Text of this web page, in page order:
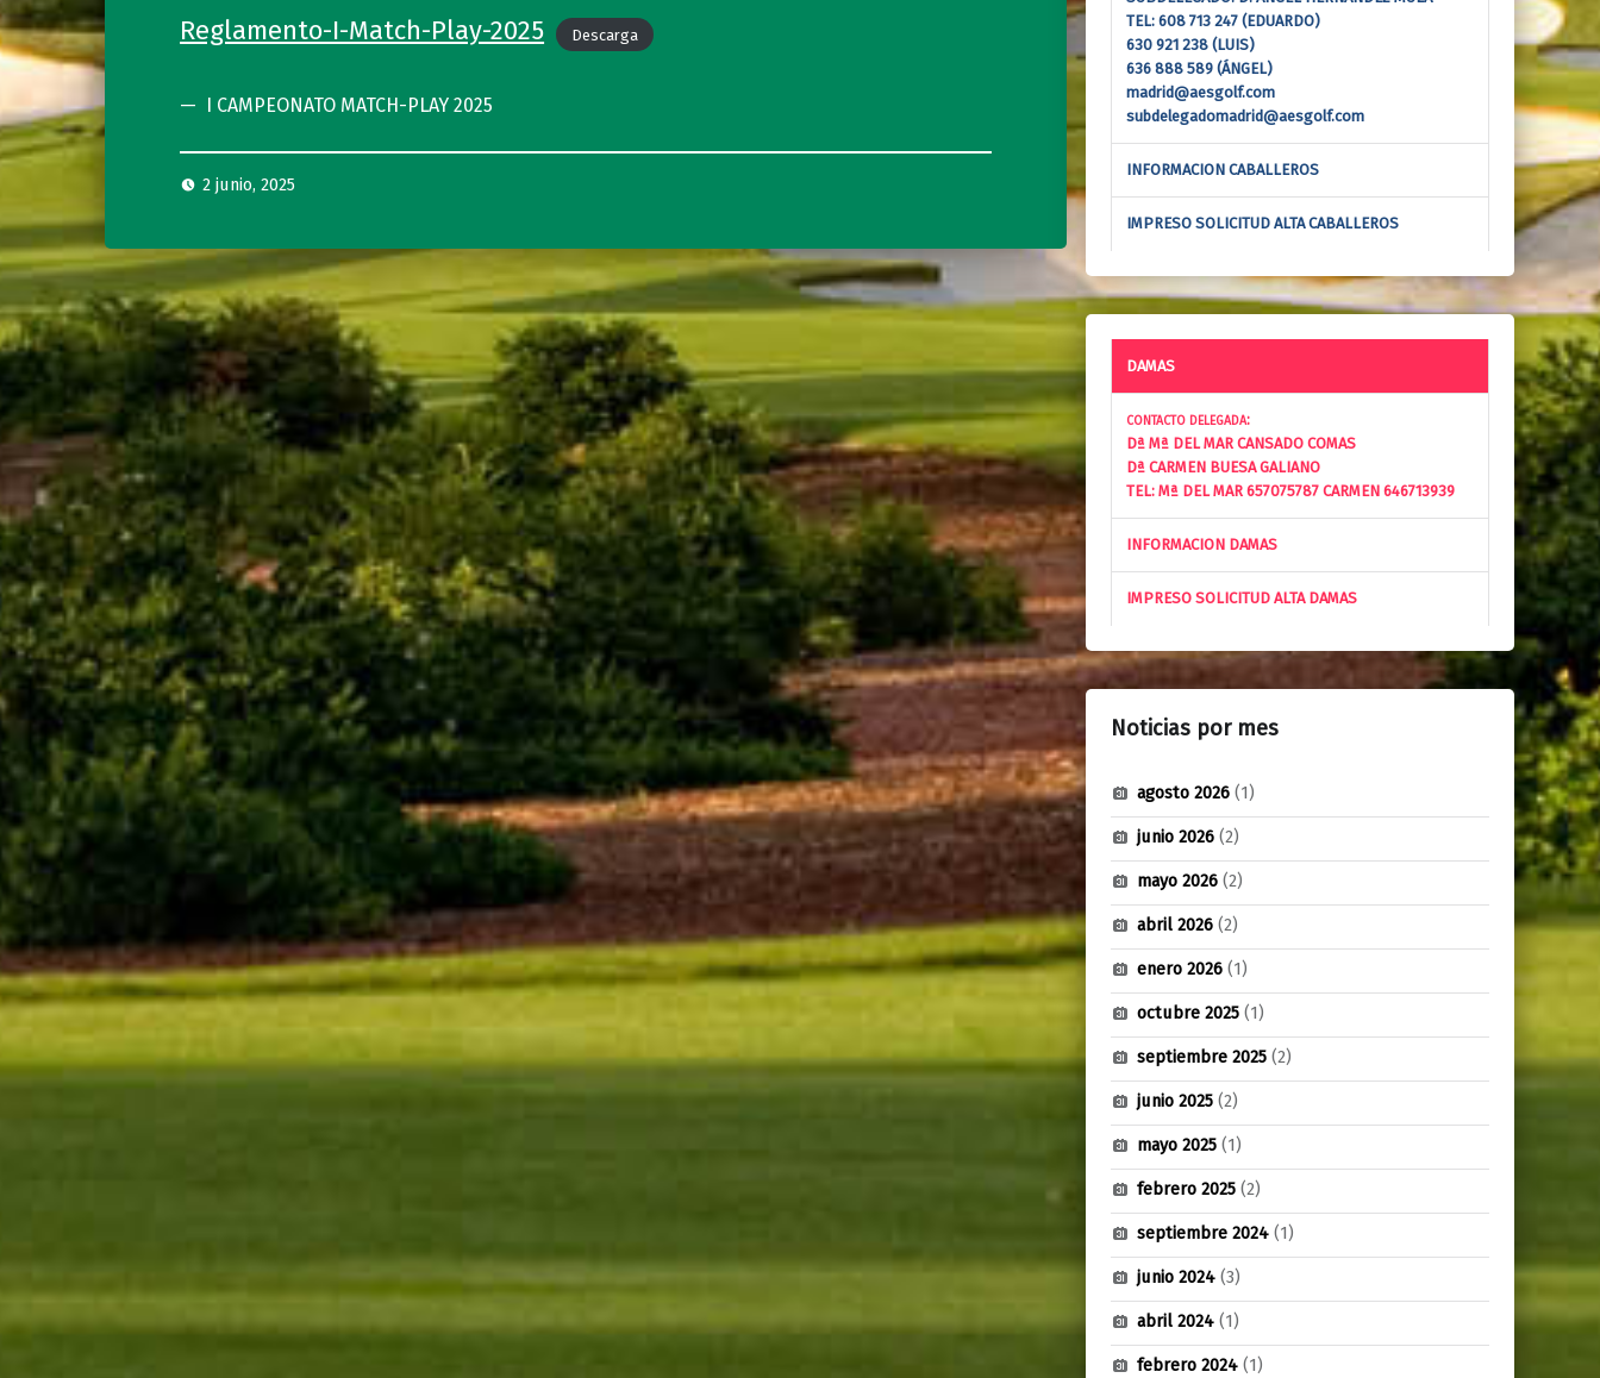
Reglamento-I-Match-Play-2025 Descarga
I CAMPEONATO MATCH-PLAY 2025
2 junio, 2025
TEL: 608 713 247 (EDUARDO)
630 921 238 (LUIS)
636 888 589 (ÁNGEL)
madrid@aesgolf.com
subdelegadomadrid@aesgolf.com
INFORMACION CABALLEROS
IMPRESO SOLICITUD ALTA CABALLEROS
DAMAS
CONTACTO DELEGADA:
Dª Mª DEL MAR CANSADO COMAS
Dª CARMEN BUESA GALIANO
TEL: Mª DEL MAR 657075787 CARMEN 646713939
INFORMACION DAMAS
IMPRESO SOLICITUD ALTA DAMAS
Noticias por mes
agosto 2026 (1)
junio 2026 (2)
mayo 2026 (2)
abril 2026 (2)
enero 2026 (1)
octubre 2025 (1)
septiembre 2025 (2)
junio 2025 (2)
mayo 2025 (1)
febrero 2025 (2)
septiembre 2024 (1)
junio 2024 (3)
abril 2024 (1)
febrero 2024 (1)